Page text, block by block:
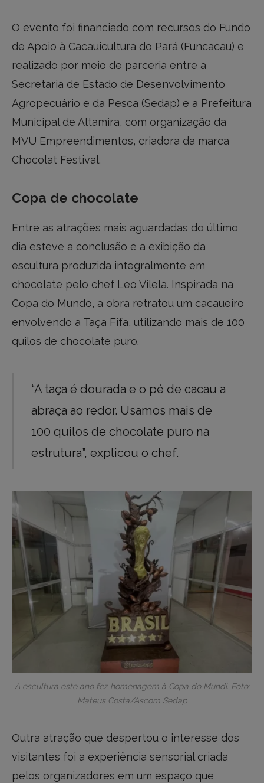
O evento foi financiado com recursos do Fundo
de Apoio à Cacauicultura do Pará (Funcacau) e
realizado por meio de parceria entre a
Secretaria de Estado de Desenvolvimento
Agropecuário e da Pesca (Sedap) e a Prefeitura
Municipal de Altamira, com organização da
MVU Empreendimentos, criadora da marca
Chocolat Festival.
Copa de chocolate
Entre as atrações mais aguardadas do último
dia esteve a conclusão e a exibição da
escultura produzida integralmente em
chocolate pelo chef Leo Vilela. Inspirada na
Copa do Mundo, a obra retratou um cacaueiro
envolvendo a Taça Fifa, utilizando mais de 100
quilos de chocolate puro.
“A taça é dourada e o pé de cacau a
abraça ao redor. Usamos mais de
100 quilos de chocolate puro na
estrutura”, explicou o chef.
A escultura este ano fez homenagem à Copa do Mundi. Foto:
Mateus Costa/Ascom Sedap
Outra atração que despertou o interesse dos
visitantes foi a experiência sensorial criada
pelos organizadores em um espaço que